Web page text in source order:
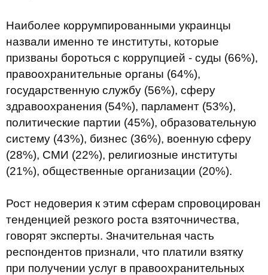
Наиболее коррумпированными украинцы
назвали именно те институты, которые
призваны бороться с коррупцией - суды (66%),
правоохранительные органы (64%),
государственную службу (56%), сферу
здравоохранения (54%), парламент (53%),
политические партии (45%), образовательную
систему (43%), бизнес (36%), военную сферу
(28%), СМИ (22%), религиозные институты
(21%), общественные организации (20%).
Рост недоверия к этим сферам спровоцирован
тенденцией резкого роста взяточничества,
говорят эксперты. Значительная часть
респондентов признали, что платили взятку
при получении услуг в правоохранительных